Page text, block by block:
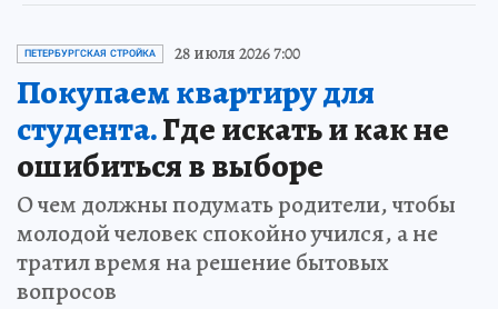
ПЕТЕРБУРГСКАЯ СТРОЙКА 28 июля 2026 7:00
Покупаем квартиру для
студента.Где искать и как не
ошибиться в выборе
О чем должны подумать родители, чтобы
молодой человек спокойно учился, а не
тратил время на решение бытовых
вопросов